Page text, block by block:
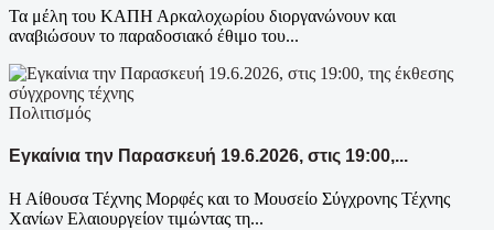
Τα μέλη του ΚΑΠΗ Αρκαλοχωρίου διοργανώνουν και
αναβιώσουν το παραδοσιακό έθιμο του...
Πολιτισμός
Εγκαίνια την Παρασκευή 19.6.2026, στις 19:00,...
Η Αίθουσα Τέχνης Μορφές και το Μουσείο Σύγχρονης Τέχνης
Χανίων Ελαιουργείον τιμώντας τη...